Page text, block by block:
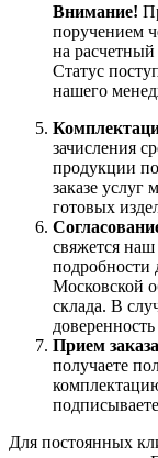
Внимание!
поручением
на
Статус
нашего
зачисления
продукции
заказе
готовых
свяжется наш
подробности
Московской
склада. В
Прием
получаете
Для постоянных